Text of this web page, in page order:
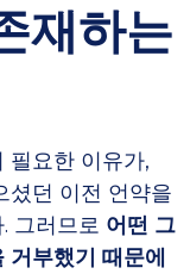
재하는
필요한 이유가,
셨던 이전 언약을
그러므로 어떤 그
부했기 때문에